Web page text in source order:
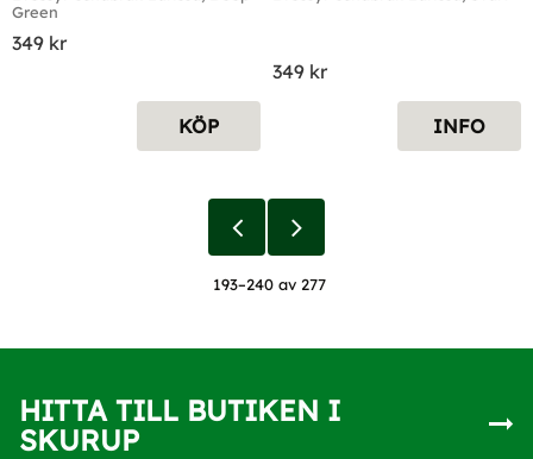
Green
349 kr
KÖP
349 kr
INFO
193–240av 277
HITTA TILL BUTIKEN I
SKURUP